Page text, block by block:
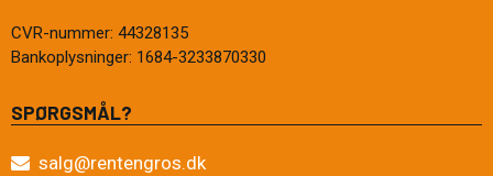
CVR-nummer: 44328135
Bankoplysninger: 1684-3233870330
SPØRGSMÅL?
salg@rentengros.dk